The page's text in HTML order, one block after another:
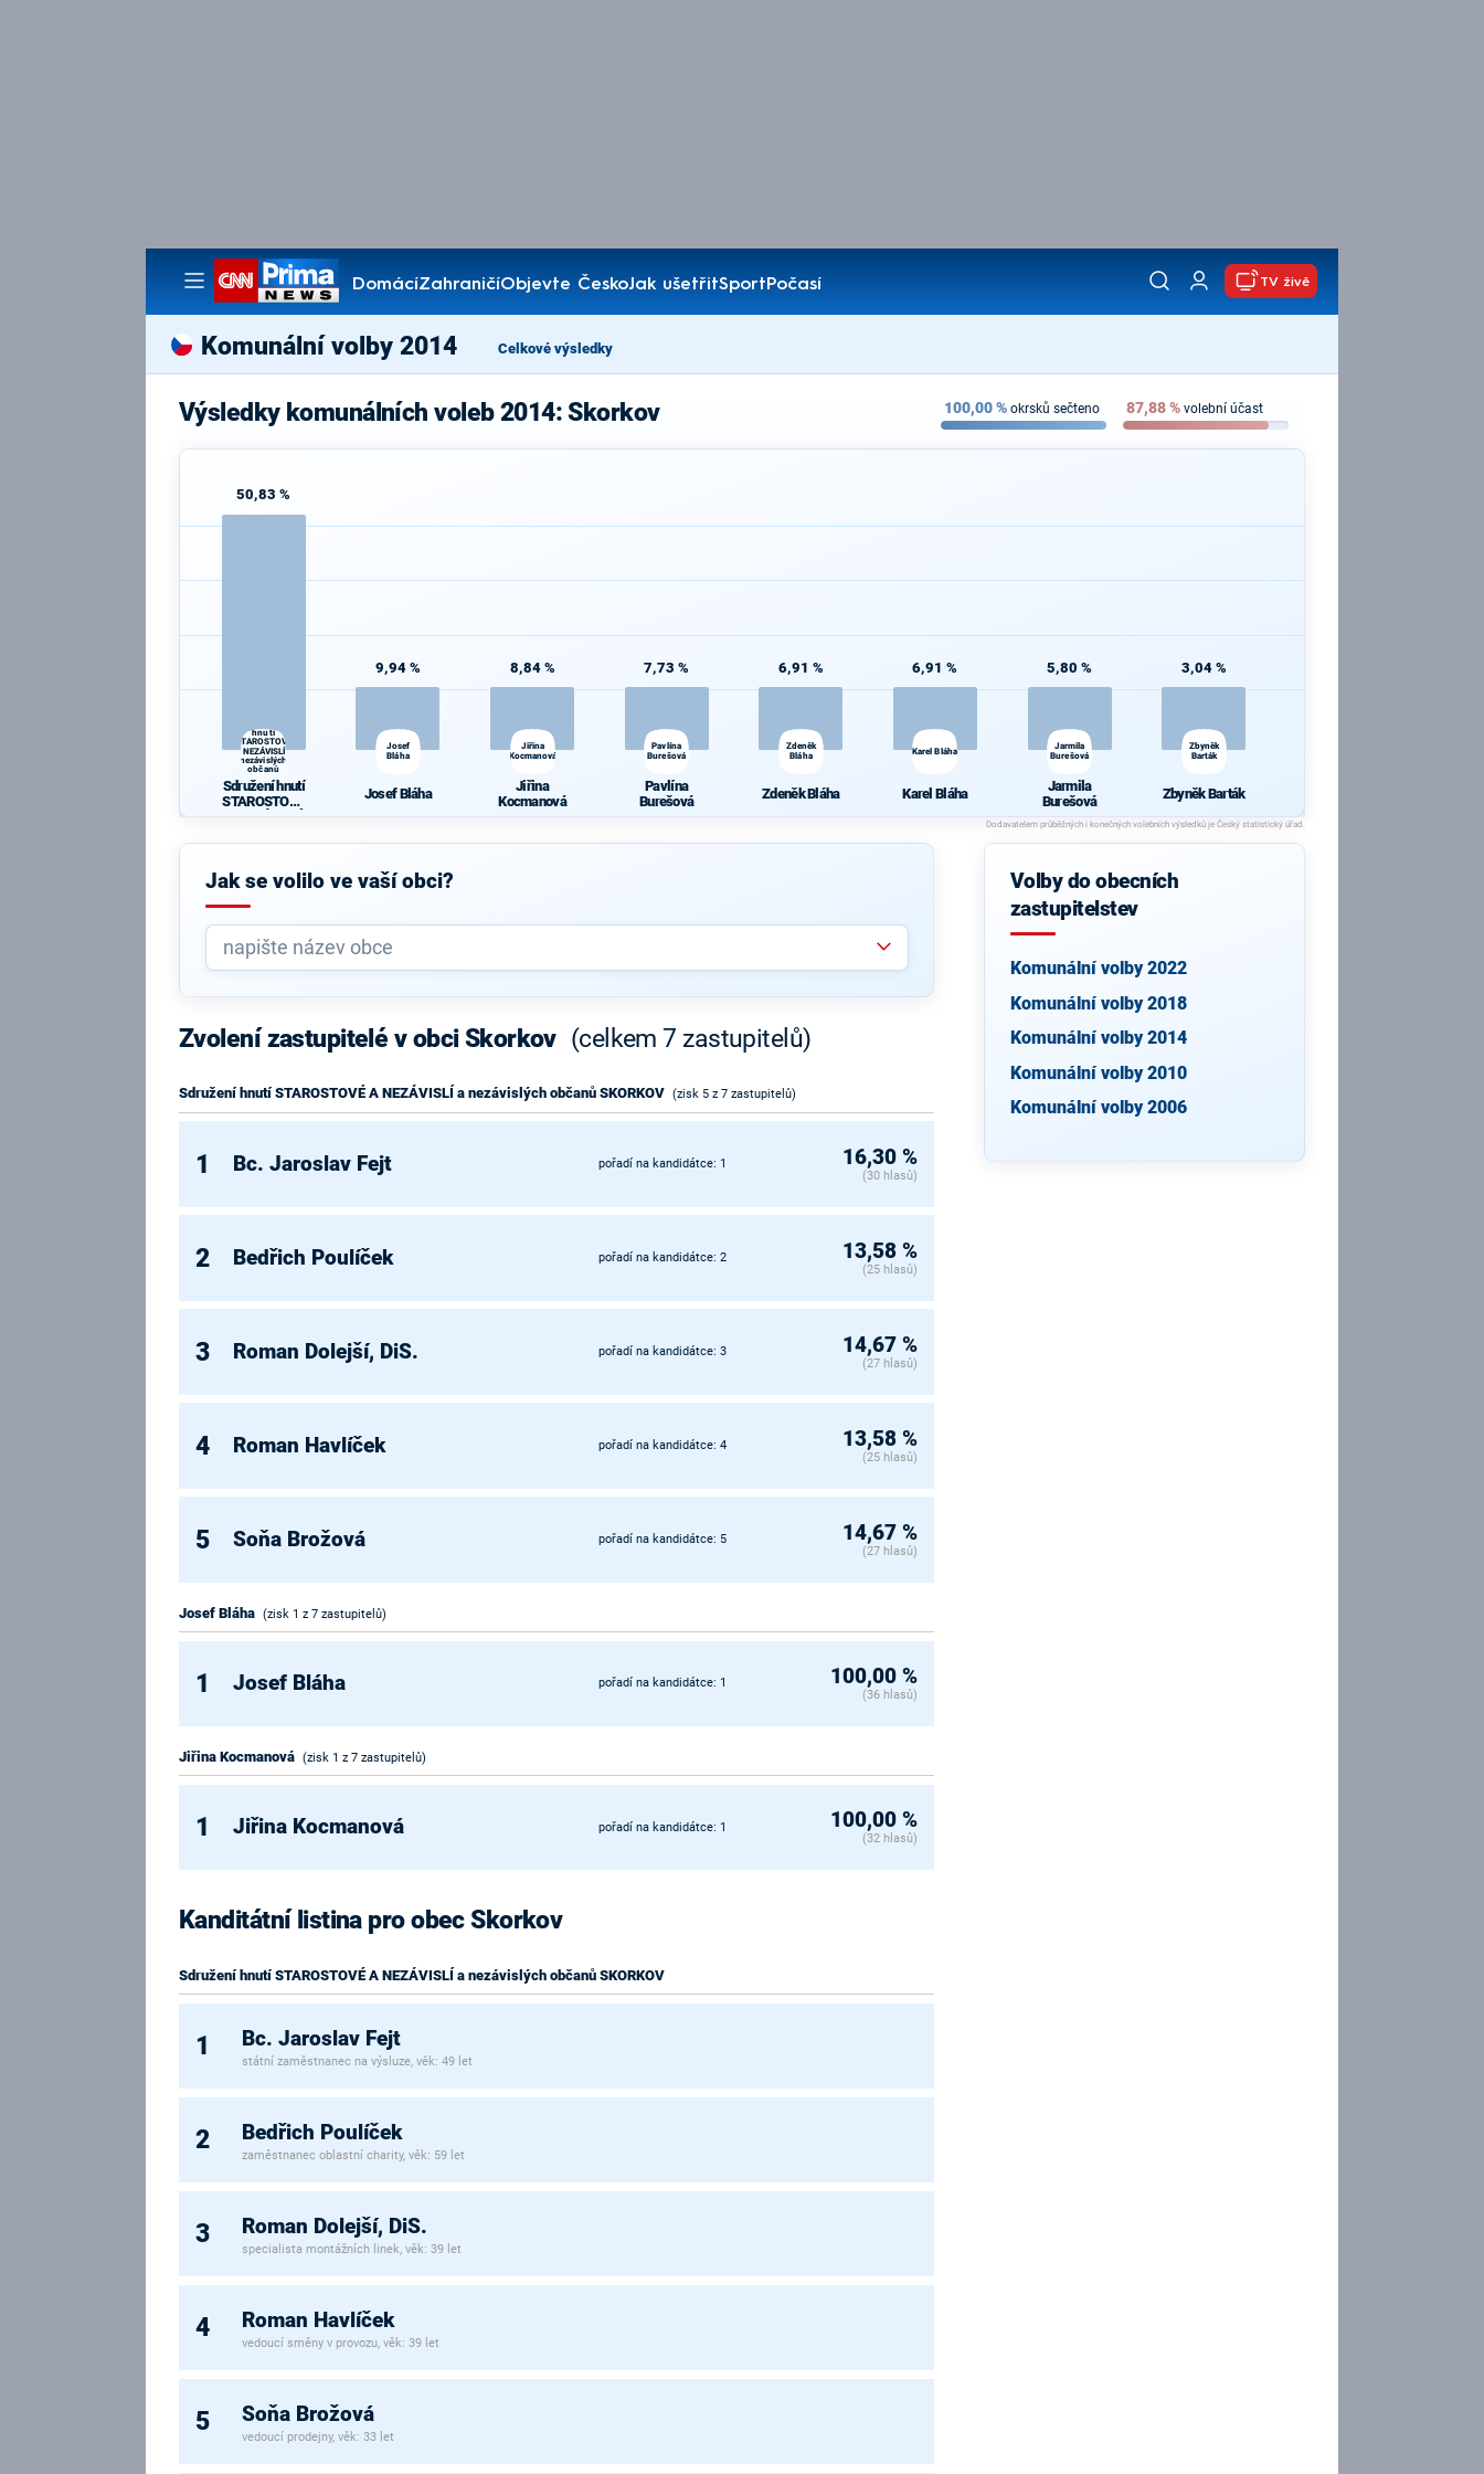
DomácíZahraničíObjevte ČeskoJak ušetřitSportPočasí
Pořady
TV živě
Komunální volby 2014 Celkové výsledky
Výsledky komunálních voleb 2014: Skorkov 100,00% okrsků sečteno 87,88% volební účast
50,83 %
hnutí
STAROSTOVÉ
A NEZÁVISLÍ a
nezávislých
občanů
SKORKOV
Sdružení hnutí
STAROSTOVÉ
občanů
9,94 %
Josef
Bláha
Josef Bláha
8,84 %
Jiřina
Kocmanová
Jiřina
Kocmanová
7,73 %
Pavlína
Burešová
Pavlína
Burešová
6,91 %
Zdeněk
Bláha
Zdeněk Bláha
6,91 %
Karel Bláha
Karel Bláha
5,80 %
Jarmila
Burešová
Jarmila
Burešová
3,04 %
Zbyněk
Barták
Zbyněk Barták
Jak se volilo ve vaší obci?
Zvolení zastupitelé v obci Skorkov (celkem 7 zastupitelů)
Sdružení hnutí STAROSTOVÉ A NEZÁVISLÍ a nezávislých občanů SKORKOV (zisk 5 z 7 zastupitelů)
1 Bc. Jaroslav Fejt pořadí na kandidátce: 1 16,30 %
(30 hlasů)
2 Bedřich Poulíček pořadí na kandidátce: 2 13,58 %
(25 hlasů)
3 Roman Dolejší, DiS. pořadí na kandidátce: 3 14,67 %
(27 hlasů)
4 Roman Havlíček pořadí na kandidátce: 4 13,58 %
(25 hlasů)
5 Soňa Brožová pořadí na kandidátce: 5 14,67 %
(27 hlasů)
Josef Bláha (zisk 1 z 7 zastupitelů)
1 Josef Bláha pořadí na kandidátce: 1 100,00 %
(36 hlasů)
Jiřina Kocmanová (zisk 1 z 7 zastupitelů)
1 Jiřina Kocmanová pořadí na kandidátce: 1 100,00 %
(32 hlasů)
Kanditátní listina pro obec Skorkov
Sdružení hnutí STAROSTOVÉ A NEZÁVISLÍ a nezávislých občanů SKORKOV
1 Bc. Jaroslav Fejt
státní zaměstnanec na výsluze, věk: 49 let
2 Bedřich Poulíček
zaměstnanec oblastní charity, věk: 59 let
3 Roman Dolejší, DiS.
specialista montážních linek, věk: 39 let
4 Roman Havlíček
vedoucí směny v provozu, věk: 39 let
5 Soňa Brožová
vedoucí prodejny, věk: 33 let
Volby do obecních
zastupitelstev
Komunální volby 2022
Komunální volby 2018
Komunální volby 2014
Komunální volby 2010
Komunální volby 2006